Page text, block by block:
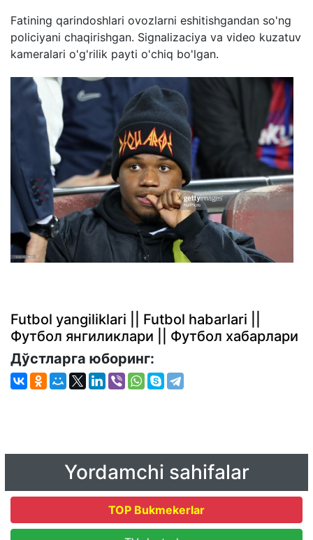
Fatining qarindoshlari ovozlarni eshitishgandan so'ng
policiyani chaqirishgan. Signalizaciya va video kuzatuv
kameralari o'g'rilik payti o'chiq bo'lgan.
Futbol yangiliklari || Futbol habarlari ||
Футбол янгиликлари || Футбол хабарлари
Дўстларга юборинг:
Yordamchi sahifalar
TOP Bukmekerlar